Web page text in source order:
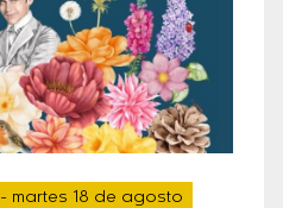
- martes 18 de agosto